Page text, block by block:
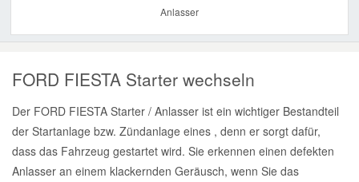
Anlasser
FORD FIESTA Starter wechseln
Der FORD FIESTA Starter / Anlasser ist ein wichtiger Bestandteil
der Startanlage bzw. Zündanlage eines , denn er sorgt dafür,
dass das Fahrzeug gestartet wird. Sie erkennen einen defekten
Anlasser an einem klackernden Geräusch, wenn Sie das